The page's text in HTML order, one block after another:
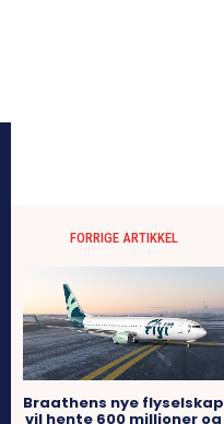
FORRIGE ARTIKKEL
Braathens nye flyselskap
vil hente 600 millioner og